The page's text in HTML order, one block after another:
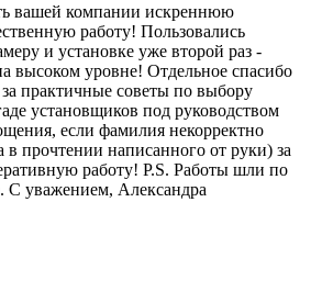
вашей компании искреннюю
работу! Пользовались
и установке уже второй раз -
высоком уровне! Отдельное спасибо
практичные советы по выбору
установщиков под руководством
если фамилия некорректно
в прочтении написанного от руки) за
работу! P.S. Работы шли по
С уважением, Александра